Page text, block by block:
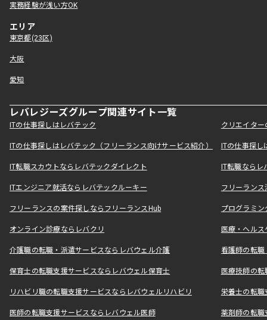
実務経験が浅い方OK
エリア
東京都(23区)
大阪
愛知
レバレジーズグループ関連サイト一覧
ITの仕事探しはレバテック クリエイタ
ITの仕事探しはレバテック（フリーランス向けサービス紹介） ITの仕事探
IT転職スカウトならレバテックダイレクト IT転職なら
ITエンジニア就活ならレバテックルーキー フリーラン
フリーランスの案件探しならフリーランスHub プログラミ
オンライン診療ならレバクリ 医療・ヘル
介護職の転職・派遣サービスならレバウェル介護 看護師の転
保育士の転職支援サービスならレバウェル保育士 医療技師の
リハビリ職の転職支援サービスならレバウェルリハビリ 栄養士の転
医師の転職支援サービスならレバウェル医師 薬剤師の転